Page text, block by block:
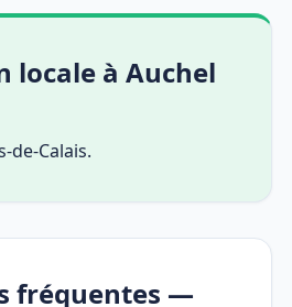
locale à Auchel
de-Calais.
fréquentes —